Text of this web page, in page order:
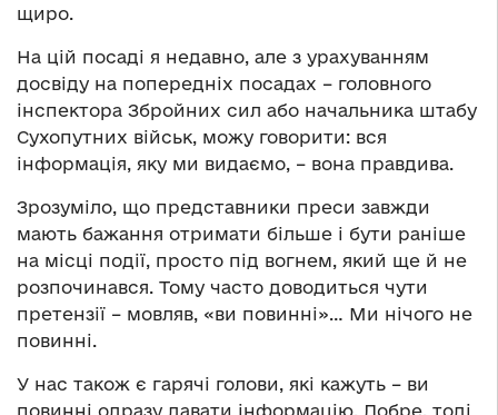
щиро.
На цій посаді я недавно, але з урахуванням
досвіду на попередніх посадах – головного
інспектора Збройних сил або начальника штабу
Сухопутних військ, можу говорити: вся
інформація, яку ми видаємо, – вона правдива.
Зрозуміло, що представники преси завжди
мають бажання отримати більше і бути раніше
на місці події, просто під вогнем, який ще й не
розпочинався. Тому часто доводиться чути
претензії – мовляв, «ви повинні»… Ми нічого не
повинні.
У нас також є гарячі голови, які кажуть – ви
повинні одразу давати інформацію. Добре, тоді